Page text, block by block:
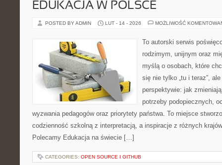
EDUKACJA W POLSCE
POSTED BY ADMIN LUT - 14 - 2026 MOŻLIWOŚĆ
To autorski serwis
rodzimym, unijnym oraz
myślą o osobach, które
się nie tylko „tu i teraz”,
perspektywie: jak
potrzeby podopiecznych,
wyzwania pedagogów oraz priorytety państwa. To miejsce
codzienność szkolną z interpretacją, a inspiracje z różnych
Polecamy Edukacja na świecie […]
CATEGORIES: OPEN SOURCE I GITHUB